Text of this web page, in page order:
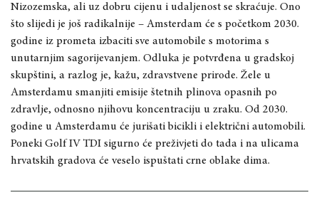
Nizozemska, ali uz dobru cijenu i udaljenost se skraćuje. Ono
što slijedi je još radikalnije – Amsterdam će s početkom 2030.
godine iz prometa izbaciti sve automobile s motorima s
unutarnjim sagorijevanjem. Odluka je potvrđena u gradskoj
skupštini, a razlog je, kažu, zdravstvene prirode. Žele u
Amsterdamu smanjiti emisije štetnih plinova opasnih po
zdravlje, odnosno njihovu koncentraciju u zraku. Od 2030.
godine u Amsterdamu će jurišati bicikli i električni automobili.
Poneki Golf IV TDI sigurno će preživjeti do tada i na ulicama
hrvatskih gradova će veselo ispuštati crne oblake dima.